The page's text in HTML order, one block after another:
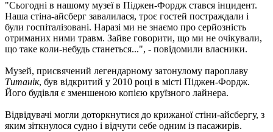
"Сьогодні в нашому музеї в Піджен-Фордж стався інцидент.
Наша стіна-айсберг завалилася, троє гостей постраждали і
були госпіталізовані. Наразі ми не знаємо про серйозність
отриманих ними травм. Зайве говорити, що ми не очікували,
що таке коли-небудь станеться...", - повідомили власники.
Музей, присвячений легендарному затонулому пароплаву
Титанік, був відкритий у 2010 році в місті Піджен-Фордж.
Його будівля є зменшеною копією круїзного лайнера.
Відвідувачі могли доторкнутися до крижаної стіни-айсбергу, з
яким зіткнулося судно і відчути себе одним із пасажирів.